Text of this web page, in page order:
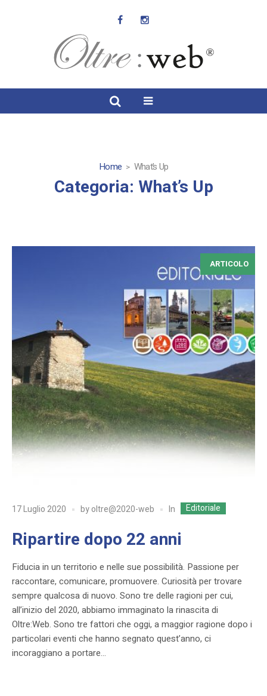
Home What’s Up
Categoria: What’s Up
ARTICOLO
17 Luglio 2020 byoltre@2020-web In Editoriale
Ripartire dopo 22 anni
Fiducia in un territorio e nelle sue possibilità. Passione per
raccontare, comunicare, promuovere. Curiosità per trovare
sempre qualcosa di nuovo. Sono tre delle ragioni per cui,
all’inizio del 2020, abbiamo immaginato la rinascita di
Oltre:Web. Sono tre fattori che oggi, a maggior ragione dopo i
particolari eventi che hanno segnato quest’anno, ci
incoraggiano a portare...